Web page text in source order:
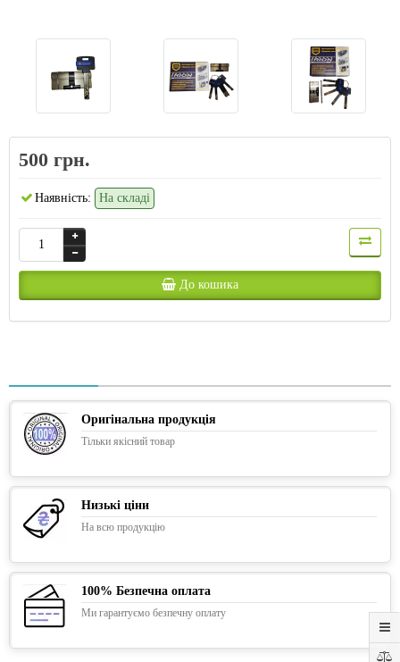
500 грн.
Наявність: На складі
До кошика
Оригінальна продукція
Тільки якісний товар
Низькі ціни
На всю продукцію
100% Безпечна оплата
Ми гарантуємо безпечну оплату